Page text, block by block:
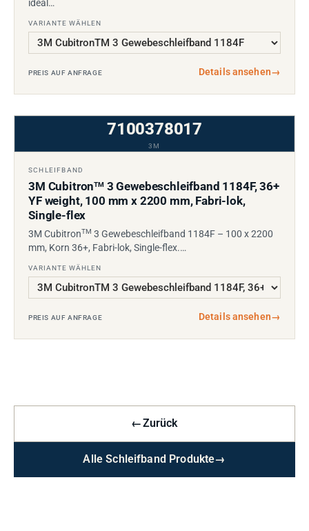
ideal…
VARIANTE WÄHLEN
PREIS AUF ANFRAGE Details ansehen→
7100378017
3M
SCHLEIFBAND
3M CubitronTM3 Gewebeschleifband 1184F, 36+
YF weight, 100 mm x 2200 mm, Fabri-lok,
Single-flex
3M CubitronTM 3 Gewebeschleifband 1184F – 100 x 2200
mm, Korn 36+, Fabri-lok, Single-flex.…
VARIANTE WÄHLEN
PREIS AUF ANFRAGE Details ansehen→
←Zurück
Alle Schleifband Produkte→